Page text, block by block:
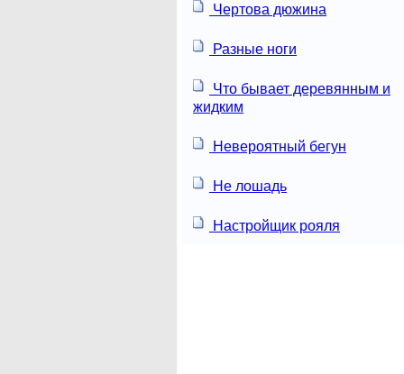
Чертова дюжина
Разные ноги
Что бывает деревянным и
жидким
Невероятный бегун
Не лошадь
Настройщик рояля